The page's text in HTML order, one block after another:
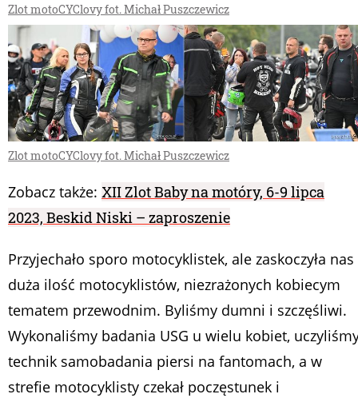
Zlot motoCYClovy fot. Michał Puszczewicz
Zlot motoCYClovy fot. Michał Puszczewicz
Zobacz także: XII Zlot Baby na motóry, 6-9 lipca
2023, Beskid Niski – zaproszenie
Przyjechało sporo motocyklistek, ale zaskoczyła nas
duża ilość motocyklistów, niezrażonych kobiecym
tematem przewodnim. Byliśmy dumni i szczęśliwi.
Wykonaliśmy badania USG u wielu kobiet,
technik samobadania piersi na fantomach, a w
strefie motocyklisty czekał poczęstunek i